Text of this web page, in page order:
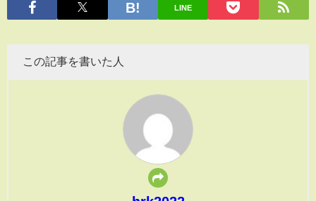
LINE
この記事を書いた人